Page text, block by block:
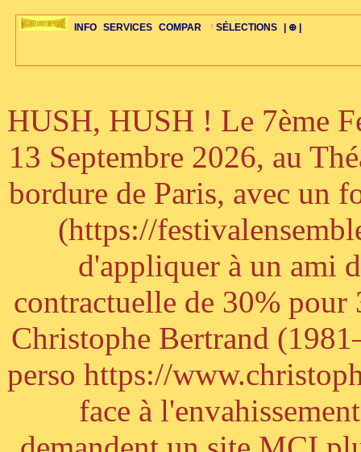
INFO
ÉDITORIAUX ACTUS-CONCERTS HISTOIRE PAYS STYLES-ÉCOLES
SERVICES
MAJ-LISTE ARCH-CONCERTS LIENS RADIOS VIDÉOS PLAN FAQS
COMPAR
SÉLECTION GUIDE-EXPRESS ŒUVRES BIOGRAPHIES PERSPECTIVE
SÉLECTIONS
SÉLECTION COMPOS-INTRO COMPO-INDIV ŒUVRES-INDIV
| ⊕ |
20ÈME PARAL 1001 CD TOP-REC BONUS-ROMANS BONUS-FILMS
CELLO-C
ALTO-C
VIOLON-C
PIANO-CONC GRAND-
HUSH, HUSH ! Le 7ème
13 Septembre 2026, au
bordure de Paris, avec un
(https://
d'appliquer à un ami
contractuelle de 30% pour
Christophe Bertrand
perso https://
face à